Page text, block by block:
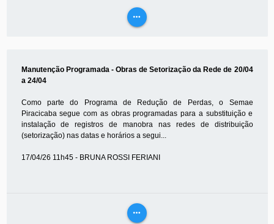
more_horiz
Manutenção Programada - Obras de Setorização da Rede de 20/04
a 24/04
Como parte do Programa de Redução de Perdas, o Semae
Piracicaba segue com as obras programadas para a substituição e
instalação de registros de manobra nas redes de distribuição
(setorização) nas datas e horários a segui...
17/04/26 11h45 - BRUNA ROSSI FERIANI
more_horiz